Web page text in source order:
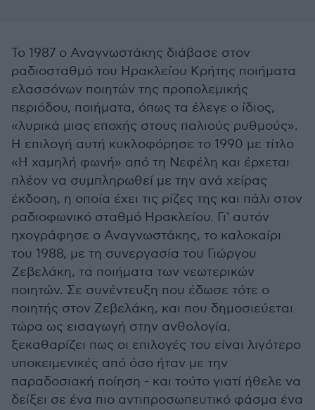
Το 1987 ο Αναγνωστάκης διάβασε στον
ραδιοσταθμό του Ηρακλείου Κρήτης ποιήματα
ελασσόνων ποιητών της προπολεμικής
περιόδου, ποιήματα, όπως τα έλεγε ο ίδιος,
«λυρικά μιας εποχής στους παλιούς ρυθμούς».
Η επιλογή αυτή κυκλοφόρησε το 1990 με τίτλο
«Η χαμηλή φωνή» από τη Νεφέλη και έρχεται
πλέον να συμπληρωθεί με την ανά χείρας
έκδοση, η οποία έχει τις ρίζες της και πάλι στον
ραδιοφωνικό σταθμό Ηρακλείου. Γι' αυτόν
ηχογράφησε ο Αναγνωστάκης, το καλοκαίρι
του 1988, με τη συνεργασία του Γιώργου
Ζεβελάκη, τα ποιήματα των νεωτερικών
ποιητών. Σε συνέντευξη που έδωσε τότε ο
ποιητής στον Ζεβελάκη, και που δημοσιεύεται
τώρα ως εισαγωγή στην ανθολογία,
ξεκαθαρίζει πως οι επιλογές του είναι λιγότερο
υποκειμενικές από όσο ήταν με την
παραδοσιακή ποίηση - και τούτο γιατί ήθελε να
δείξει σε ένα πιο αντιπροσωπευτικό φάσμα ένα